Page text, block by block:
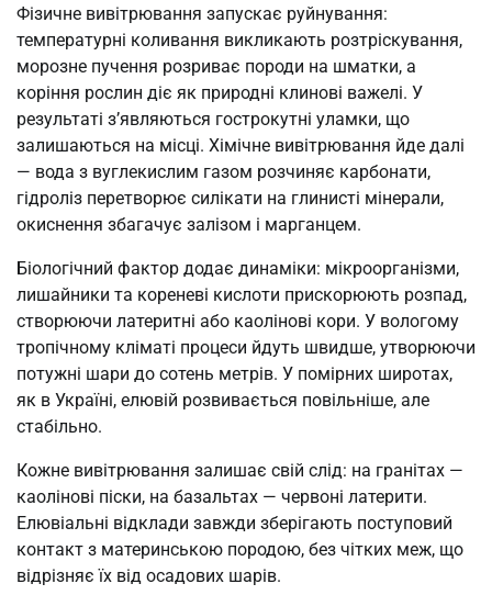
Фізичне вивітрювання запускає руйнування:
температурні коливання викликають розтріскування,
морозне пучення розриває породи на шматки, а
коріння рослин діє як природні клинові важелі. У
результаті з’являються гострокутні уламки, що
залишаються на місці. Хімічне вивітрювання йде далі
— вода з вуглекислим газом розчиняє карбонати,
гідроліз перетворює силікати на глинисті мінерали,
окиснення збагачує залізом і марганцем.
Біологічний фактор додає динаміки: мікроорганізми,
лишайники та кореневі кислоти прискорюють розпад,
створюючи латеритні або каолінові кори. У вологому
тропічному кліматі процеси йдуть швидше, утворюючи
потужні шари до сотень метрів. У помірних широтах,
як в Україні, елювій розвивається повільніше, але
стабільно.
Кожне вивітрювання залишає свій слід: на гранітах —
каолінові піски, на базальтах — червоні латерити.
Елювіальні відклади завжди зберігають поступовий
контакт з материнською породою, без чітких меж, що
відрізняє їх від осадових шарів.